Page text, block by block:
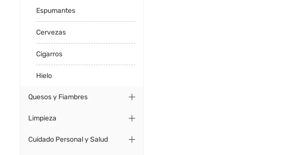
Espumantes
Cervezas
Cigarros
Hielo
Quesos y Fiambres
Limpieza
Cuidado Personal y Salud